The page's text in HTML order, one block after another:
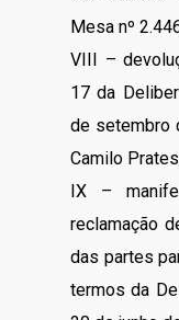
Mesa nº
VIII –
17 da
de setembro
Camilo
IX –
reclamação
das partes
termos da